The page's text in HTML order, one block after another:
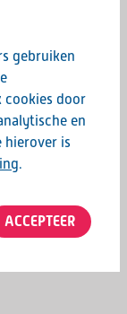
meenemen.
dag.
op met Anton
gebruiken
cookies door
en
hierover is
.
ACCEPTEER